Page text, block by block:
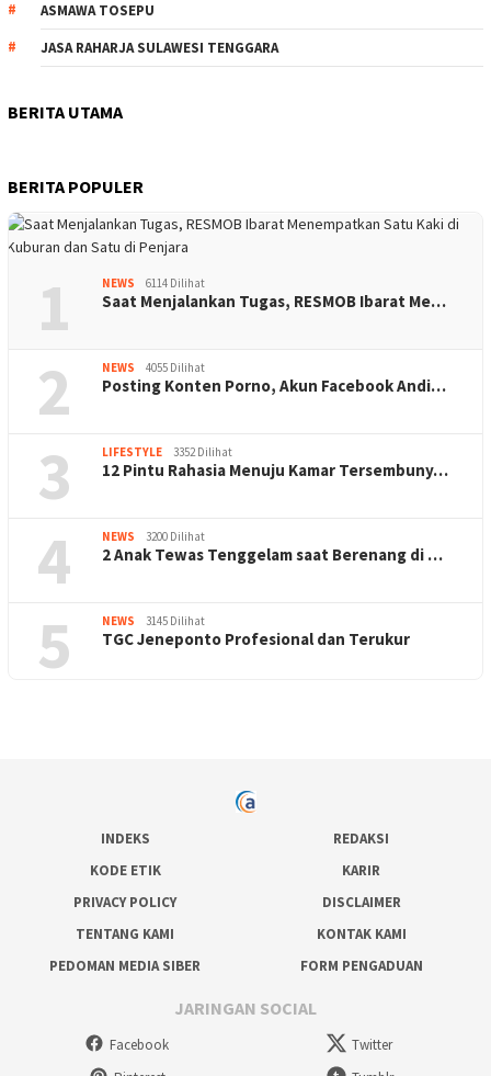
ASMAWA TOSEPU
JASA RAHARJA SULAWESI TENGGARA
BERITA UTAMA
BERITA POPULER
1 NEWS 6114 Dilihat
Saat Menjalankan Tugas, RESMOB Ibarat Me…
2 NEWS 4055 Dilihat
Posting Konten Porno, Akun Facebook Andi…
3 LIFESTYLE 3352 Dilihat
12 Pintu Rahasia Menuju Kamar Tersembuny…
4 NEWS 3200 Dilihat
2 Anak Tewas Tenggelam saat Berenang di …
5 NEWS 3145 Dilihat
TGC Jeneponto Profesional dan Terukur
INDEKS
REDAKSI
KODE ETIK
KARIR
PRIVACY POLICY
DISCLAIMER
TENTANG KAMI
KONTAK KAMI
PEDOMAN MEDIA SIBER
FORM PENGADUAN
JARINGAN SOCIAL
Facebook
Twitter